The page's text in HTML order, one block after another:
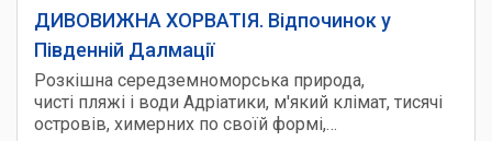
ДИВОВИЖНА ХОРВАТІЯ. Відпочинок у
Південній Далмації
Розкішна середземноморська природа,
чисті пляжі і води Адріатики, м'який клімат, тисячі
островів, химерних по своїй формі,…